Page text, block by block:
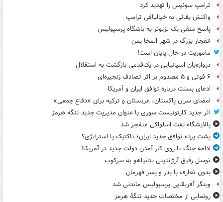
ترامپ سوئیس را تهدید کرد
واکنش بقائی به خیالبافی ترامپ
پاسخ منفی یک لژیونر به باشگاه پرسپولیس
انفجار بزرگ در شهر المخا یمن
ماموریت در حال پایان است!
دروازه‌بان اسپانیایی در یک‌قدمی بازگشت به استقلال
۶ فوتی و ۵ مصدوم بر اثر تصادف زنجیره‌ای
ادعای بسنت درباره توافق ایران و آمریکا
امضای سران پاکستان، عربستان و ترکیه برای «دفاع جمعی»
اثر جدید کارتونیست سوری با عنوان مدیریت جدید تنگه هرمز
پالایشگاه نفت اسلواکی منفجر شد
پشت پرده توافق جدید ایران؛ تاکتیک یا استراتژی؟
ادامه جنگ تا روی کار آمدن دولت جدید در آمریکا!
توسل رفیق آرژانتینی نتانیاهو به سرکوب
بدون تعارف با پدر و پسر قهرمان
وینگر آفریقایی پرسپولیس ماندنی شد
رونمایی از مختصات جدید تنگۀ هرمز